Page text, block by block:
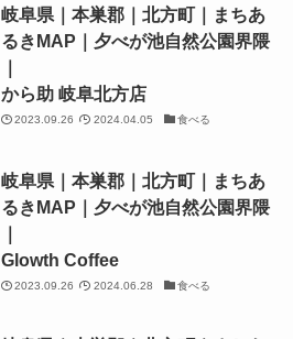
岐阜県｜本巣郡｜北方町｜まちあ
るきMAP｜夕べが池自然公園界隈
｜
から助 岐阜北方店
2023.09.26 2024.04.05 食べる
岐阜県｜本巣郡｜北方町｜まちあ
るきMAP｜夕べが池自然公園界隈
｜
Glowth Coffee
2023.09.26 2024.06.28 食べる